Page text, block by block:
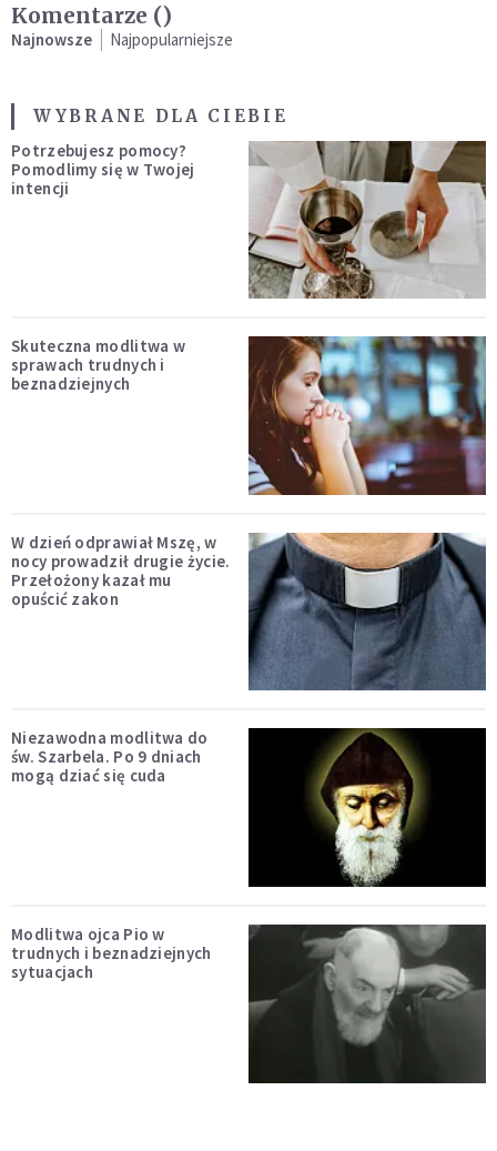
Komentarze ()
Najnowsze Najpopularniejsze
WYBRANE DLA CIEBIE
Potrzebujesz pomocy?
Pomodlimy się w Twojej
intencji
Skuteczna modlitwa w
sprawach trudnych i
beznadziejnych
W dzień odprawiał Mszę, w
nocy prowadził drugie życie.
Przełożony kazał mu
opuścić zakon
Niezawodna modlitwa do
św. Szarbela. Po 9 dniach
mogą dziać się cuda
Modlitwa ojca Pio w
trudnych i beznadziejnych
sytuacjach